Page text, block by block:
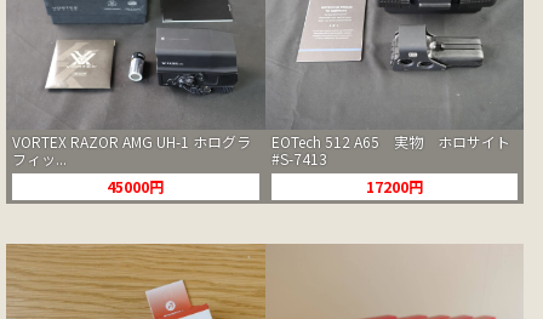
VORTEX RAZOR AMG UH-1 ホログラ
フィッ...
45000円
EOTech 512 A65 実物 ホロサイト
#S-7413
17200円